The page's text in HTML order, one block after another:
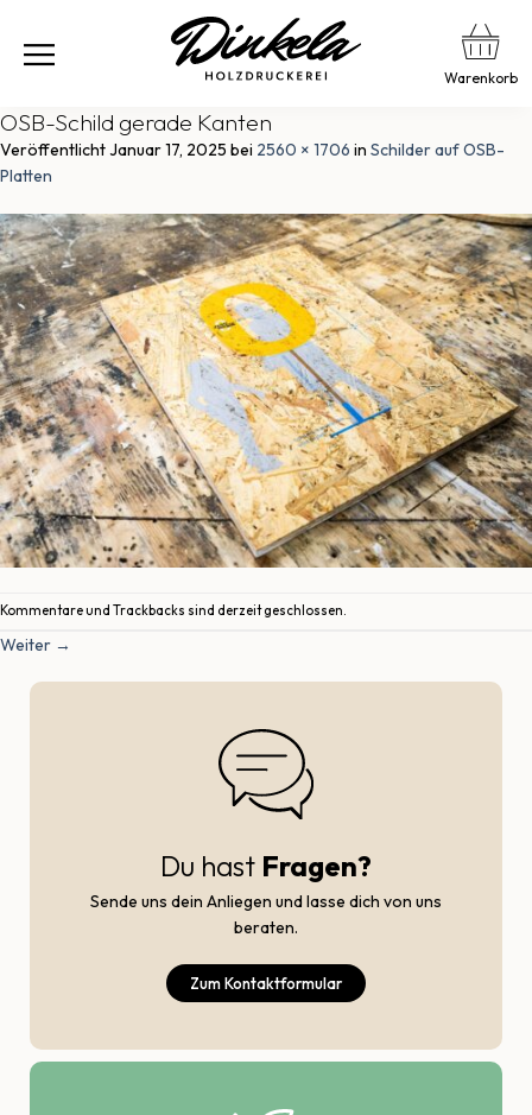
Warenkorb
OSB-Schild gerade Kanten
VeröffentlichtJanuar 17, 2025 bei 2560 × 1706 in Schilder auf OSB-
Platten
Kommentare und Trackbacks sind derzeit geschlossen.
Weiter →
Du hast Fragen?
Sende uns dein Anliegen und lasse dich von uns
beraten.
Zum Kontaktformular